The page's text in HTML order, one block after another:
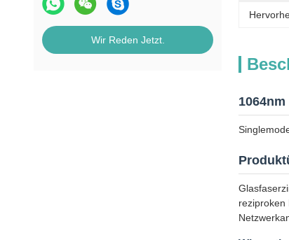
Wir Reden Jetzt.
reziproken